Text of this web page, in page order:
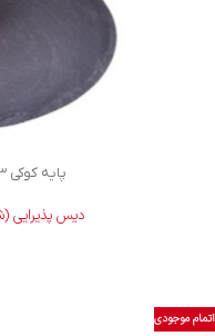
پایه کوکی 3 طبقه اتنا تاشوو T1602
دیس پذیرایی
اتمام موجودی